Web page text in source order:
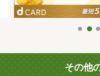
その他